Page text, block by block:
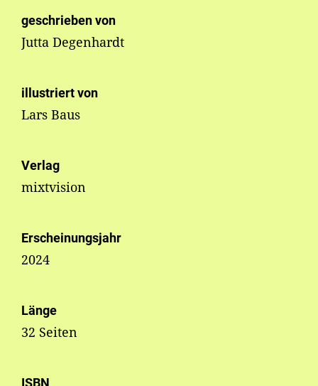
geschrieben von
Jutta Degenhardt
illustriert von
Lars Baus
Verlag
mixtvision
Erscheinungsjahr
2024
Länge
32 Seiten